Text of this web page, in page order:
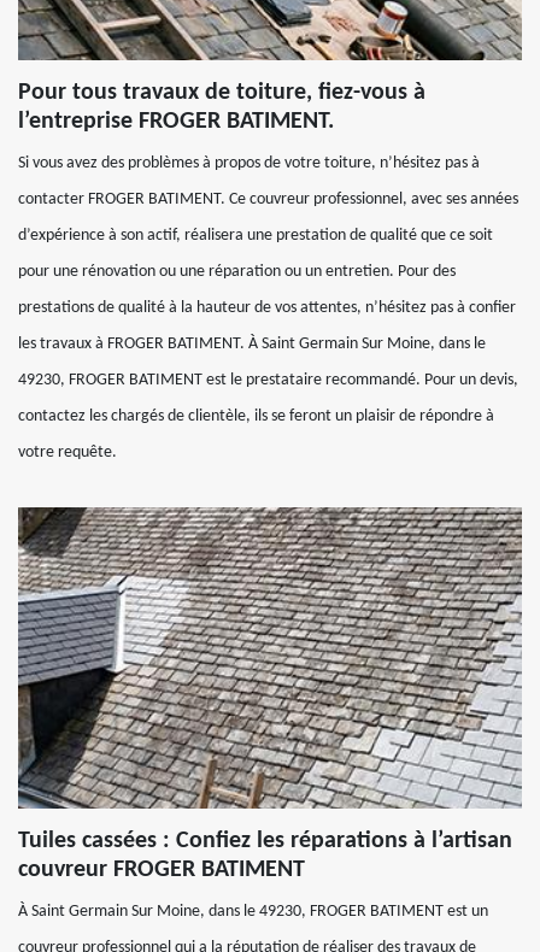
Pour tous travaux de toiture, fiez-vous à
l’entreprise FROGER BATIMENT.
Si vous avez des problèmes à propos de votre toiture, n’hésitez pas à
contacter FROGER BATIMENT. Ce couvreur professionnel, avec ses années
d’expérience à son actif, réalisera une prestation de qualité que ce soit
pour une rénovation ou une réparation ou un entretien. Pour des
prestations de qualité à la hauteur de vos attentes, n’hésitez pas à confier
les travaux à FROGER BATIMENT. À Saint Germain Sur Moine, dans le
49230, FROGER BATIMENT est le prestataire recommandé. Pour un devis,
contactez les chargés de clientèle, ils se feront un plaisir de répondre à
votre requête.
Tuiles cassées : Confiez les réparations à l’artisan
couvreur FROGER BATIMENT
À Saint Germain Sur Moine, dans le 49230, FROGER BATIMENT est un
couvreur professionnel qui a la réputation de réaliser des travaux de